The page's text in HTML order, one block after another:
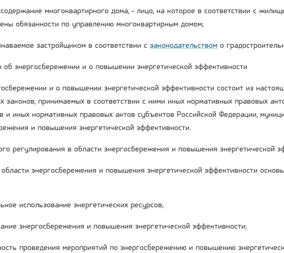
многоквартирного дома, - лицо, на которое в соответствии с
обязанности по управлению многоквартирным домом;
застройщиком в соответствии с законодательством о
об энергосбережении и о повышении энергетической эффективности
и о повышении энергетической эффективности состоит из
законов, принимаемых в соответствии с ними иных нормативных правовых
и иных нормативных правовых актов субъектов Российской Федерации,
и повышения энергетической эффективности.
регулирования в области энергосбережения и повышения энергетической
энергосбережения и повышения энергетической эффективности
использование энергетических ресурсов;
энергосбережения и повышения энергетической эффективности;
проведения мероприятий по энергосбережению и повышению